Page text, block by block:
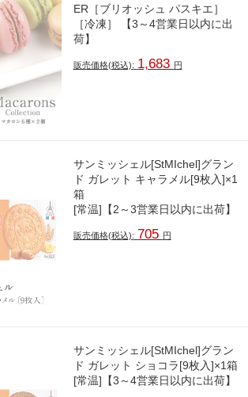
ER［ブリオッシュ パスキエ］
［冷凍］ 【3～4営業日以内に出
荷】
販売価格(税込): 1,683 円
サンミッシェル[StMIchel]グラン
ド ガレット キャラメル[9枚入]×1
箱
[常温]【2～3営業日以内に出荷】
販売価格(税込): 705 円
サンミッシェル[StMIchel]グラン
ド ガレット ショコラ[9枚入]×1箱
[常温]【3～4営業日以内に出荷】